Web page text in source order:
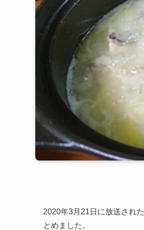
2020年3月21日に放送された
とめました。